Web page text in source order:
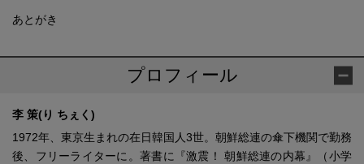
あとがき
プロフィール
李 策(り ちぇく)
1972年、東京生まれの在日韓国人3世。朝鮮総連の傘下機関で勤務
後、フリーライターに。著書に『激震！ 朝鮮総連の内幕』（小学